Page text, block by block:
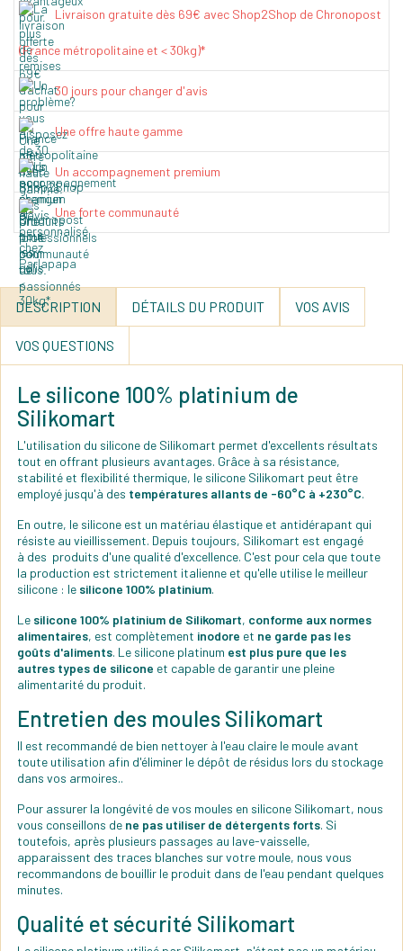
Livraison gratuite dès 69€ avec Shop2Shop de Chronopost
(France métropolitaine et < 30kg)*
30 jours pour changer d'avis
Une offre haute gamme
Un accompagnement premium
Une forte communauté
DESCRIPTION DÉTAILS DU PRODUIT VOS AVIS
VOS QUESTIONS
Le silicone 100% platinium de
Silikomart
L'utilisation du silicone de Silikomart permet d'excellents résultats
tout en offrant plusieurs avantages. Grâce à sa résistance,
stabilité et flexibilité thermique, le silicone Silikomart peut être
employé jusqu'à des températures allants de -60°C à +230°C.
En outre, le silicone est un matériau élastique et antidérapant qui
résiste au vieillissement. Depuis toujours, Silikomart est engagé
à des produits d'une qualité d'excellence. C'est pour cela que toute
la production est strictement italienne et qu'elle utilise le meilleur
silicone : le silicone 100% platinium.
Le silicone 100% platinium de Silikomart, conforme aux normes
alimentaires, est complètement inodore et ne garde pas les
goûts d'aliments. Le silicone platinum est plus pure que les
autres types de silicone et capable de garantir une pleine
alimentarité du produit.
Entretien des moules Silikomart
Il est recommandé de bien nettoyer à l'eau claire le moule avant
toute utilisation afin d'éliminer le dépôt de résidus lors du stockage
dans vos armoires..
Pour assurer la longévité de vos moules en silicone Silikomart, nous
vous conseillons de ne pas utiliser de détergents forts. Si
toutefois, après plusieurs passages au lave-vaisselle,
apparaissent des traces blanches sur votre moule, nous vous
recommandons de bouillir le produit dans de l'eau pendant quelques
minutes.
Qualité et sécurité Silikomart